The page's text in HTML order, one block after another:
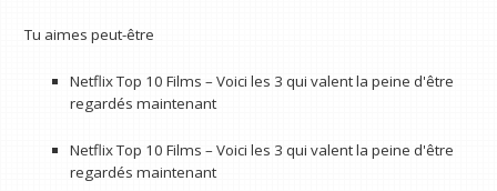
Tu aimes peut-être
Netflix Top 10 Films – Voici les 3 qui valent la peine d'être
regardés maintenant
Netflix Top 10 Films – Voici les 3 qui valent la peine d'être
regardés maintenant